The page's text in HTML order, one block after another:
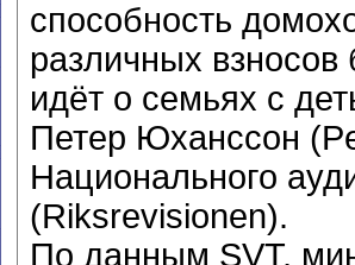
способность
различных
идёт о семьях с
Петер Юханссон
Национального
(Riksrevisionen).
По данным SVT,